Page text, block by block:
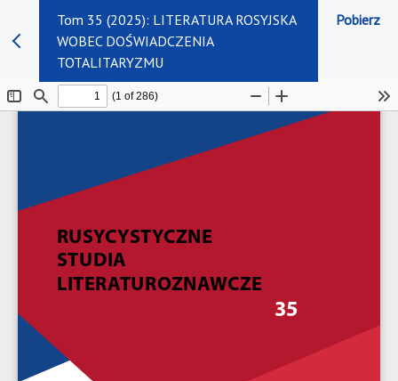
Tom 35 (2025): LITERATURA ROSYJSKA
WOBEC DOŚWIADCZENIA
TOTALITARYZMU
Pobierz